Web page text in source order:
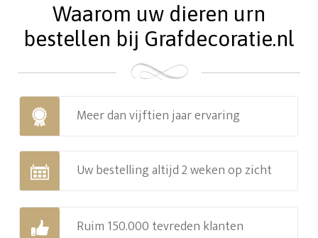
Waarom uw dieren urn
bestellen bij Grafdecoratie.nl
Meer dan vijftien jaar ervaring
Uw bestelling altijd 2 weken op zicht
Ruim 150.000 tevreden klanten